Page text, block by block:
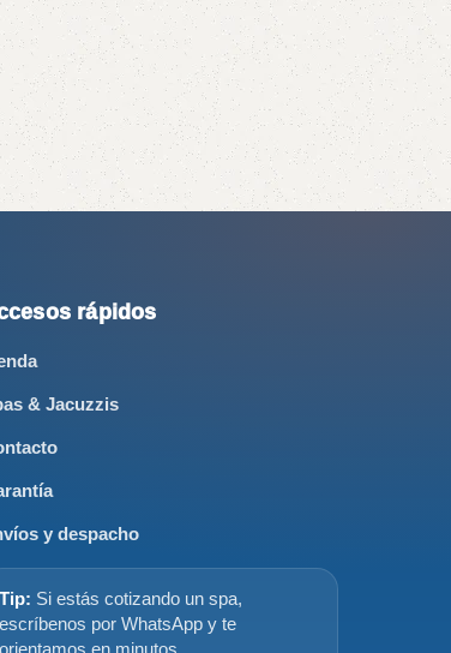
rápidos
& Jacuzzis
y despacho
Tip: Si estás cotizando un spa,
escríbenos por WhatsApp y te